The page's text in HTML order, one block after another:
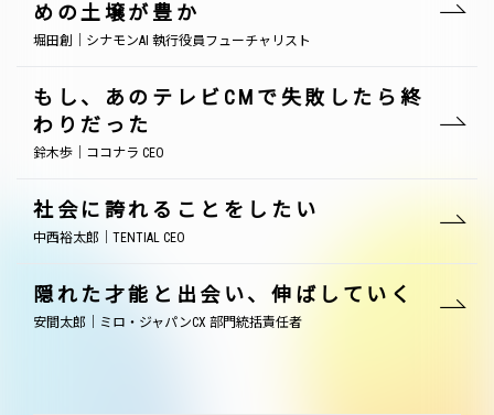
めの土壌が豊か
堀田創｜シナモンAI 執行役員フューチャリスト
もし、あのテレビCMで失敗したら終
わりだった
鈴木歩｜ココナラ CEO
社会に誇れることをしたい
中西裕太郎｜TENTIAL CEO
隠れた才能と出会い、伸ばしていく
安間太郎｜ミロ・ジャパンCX 部門統括責任者